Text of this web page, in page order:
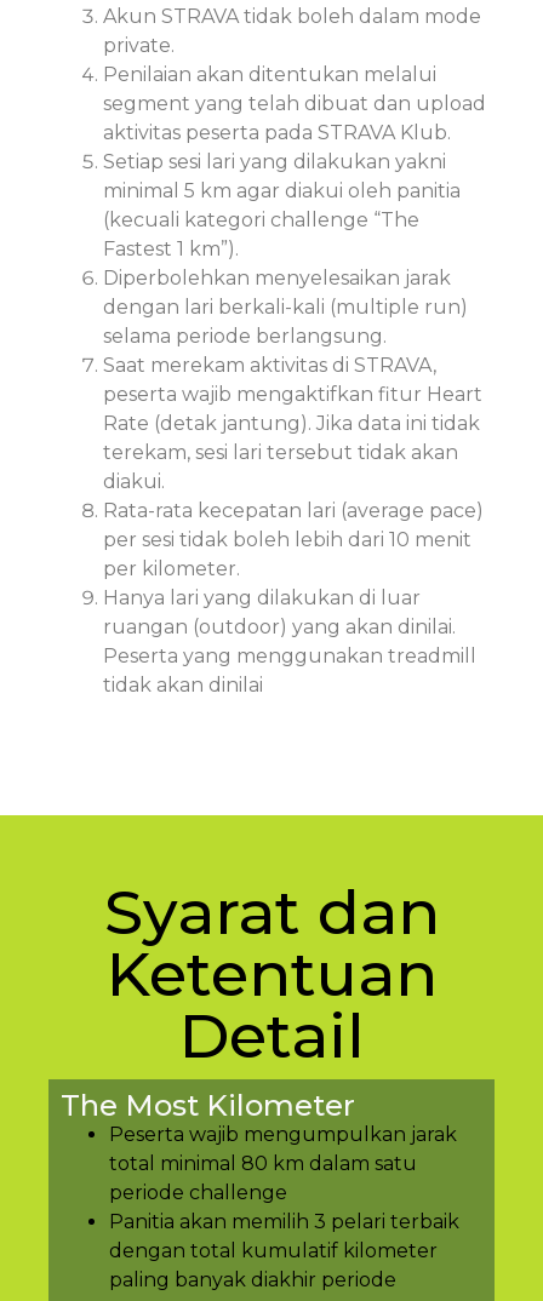
Akun STRAVA tidak boleh dalam mode
private.
Penilaian akan ditentukan melalui
segment yang telah dibuat dan upload
aktivitas peserta pada STRAVA Klub.
Setiap sesi lari yang dilakukan yakni
minimal 5 km agar diakui oleh panitia
(kecuali kategori challenge “The
Fastest 1 km”).
Diperbolehkan menyelesaikan jarak
dengan lari berkali-kali (multiple run)
selama periode berlangsung.
Saat merekam aktivitas di STRAVA,
peserta wajib mengaktifkan fitur Heart
Rate (detak jantung). Jika data ini tidak
terekam, sesi lari tersebut tidak akan
diakui.
Rata-rata kecepatan lari (average pace)
per sesi tidak boleh lebih dari 10 menit
per kilometer.
Hanya lari yang dilakukan di luar
ruangan (outdoor) yang akan dinilai.
Peserta yang menggunakan treadmill
tidak akan dinilai
Syarat dan
Ketentuan
Detail
The Most Kilometer
Peserta wajib mengumpulkan jarak
total minimal 80 km dalam satu
periode challenge
Panitia akan memilih 3 pelari terbaik
dengan total kumulatif kilometer
paling banyak diakhir periode